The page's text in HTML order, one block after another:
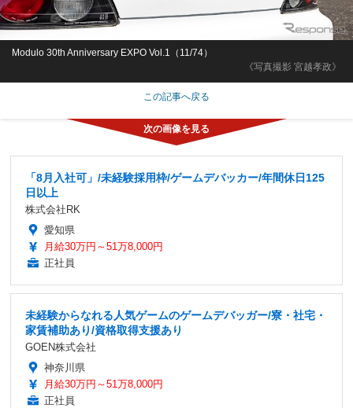
《写真撮影 宮越孝政》
Modulo 30th Anniversary EXPO Vol.1（11/74）
この記事へ戻る
「8月入社可」/未経験採用枠/ゲームデバッカー/年間休日125
日以上
株式会社RK
愛知県
月給30万円～51万8,000円
正社員
未経験からなれる人気ゲームのゲームデバッガー/寮・社宅・
家賃補助あり/資格取得支援あり
GOEN株式会社
神奈川県
月給30万円～51万8,000円
正社員